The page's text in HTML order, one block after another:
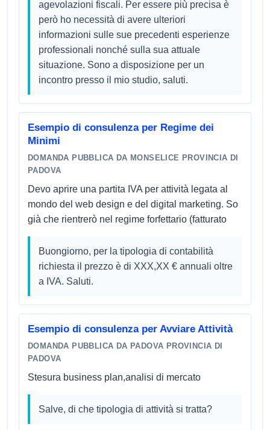
agevolazioni fiscali. Per essere più precisa è
però ho necessità di avere ulteriori
informazioni sulle sue precedenti esperienze
professionali nonché sulla sua attuale
situazione. Sono a disposizione per un
incontro presso il mio studio, saluti.
Esempio di consulenza per Regime dei
Minimi
DOMANDA PUBBLICA DA MONSELICE PROVINCIA DI
PADOVA
Devo aprire una partita IVA per attività legata al
mondo del web design e del digital marketing. So
già che rientrerò nel regime forfettario (fatturato
Buongiorno, per la tipologia di contabilità
richiesta il prezzo è di XXX,XX € annuali oltre
a IVA. Saluti.
Esempio di consulenza per Avviare Attività
DOMANDA PUBBLICA DA PADOVA PROVINCIA DI
PADOVA
Stesura business plan,analisi di mercato
Salve, di che tipologia di attività si tratta?